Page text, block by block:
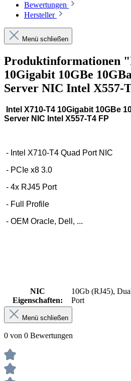
Bewertungen
Hersteller
Menü schließen
Produktinformationen
10Gigabit 10GBe
Server NIC Intel X557-
Intel X710-T4 10Gigabit 10GBe
Server NIC Intel X557-T4 FP
- Intel X710-T4 Quad Port NIC
- PCIe x8 3.0
- 4x RJ45 Port
- Full Profile
- OEM Oracle, Dell, ...
NIC
Eigenschaften:
10Gb (RJ45),
Port
Menü schließen
0 von 0 Bewertungen